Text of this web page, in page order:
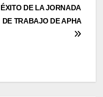
ÉXITO DE LA JORNADA
DE TRABAJO DE APHA